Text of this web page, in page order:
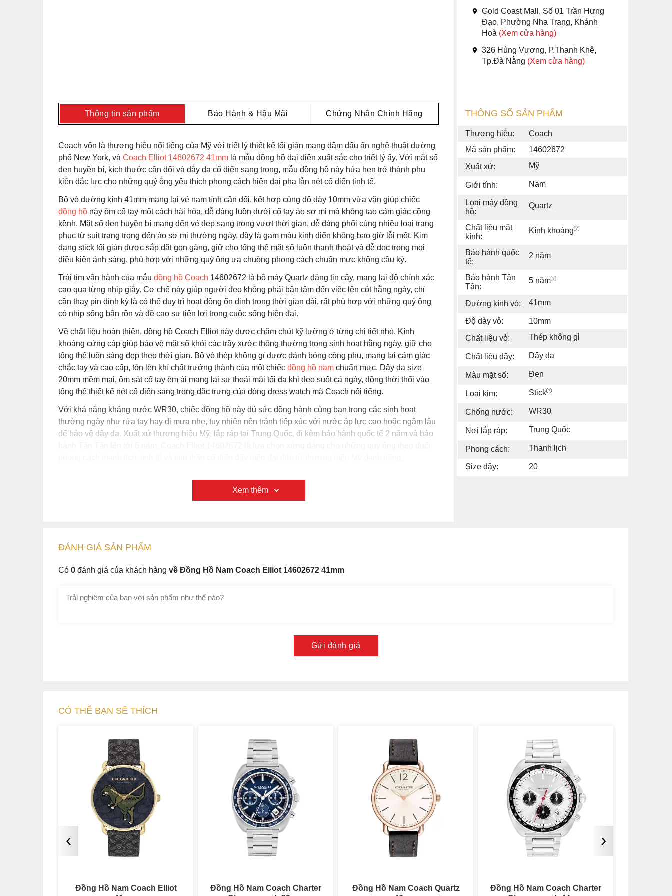
Gold Coast Mall, Số 01 Trần Hưng
Đạo, Phường Nha Trang, Khánh
Hoà (Xem cửa hàng)
326 Hùng Vương, P.Thanh Khê,
Tp.Đà Nẵng (Xem cửa hàng)
Thông tin sản phẩm Bảo Hành & Hậu Mãi Chứng Nhận Chính Hãng
Coach vốn là thương hiệu nổi tiếng của Mỹ với triết lý thiết kế tối giản mang đậm dấu ấn nghệ thuật đường
phố New York, và Coach Elliot 14602672 41mm là mẫu đồng hồ đại diện xuất sắc cho triết lý ấy. Với mặt số
đen huyền bí, kích thước cân đối và dây da cổ điển sang trọng, mẫu đồng hồ này hứa hẹn trở thành phụ
kiện đắc lực cho những quý ông yêu thích phong cách hiện đại pha lẫn nét cổ điển tinh tế.
Bộ vỏ đường kính 41mm mang lại vẻ nam tính cân đối, kết hợp cùng độ dày 10mm vừa vặn giúp chiếc
đồng hồ này ôm cổ tay một cách hài hòa, dễ dàng luồn dưới cổ tay áo sơ mi mà không tạo cảm giác cồng
kềnh. Mặt số đen huyền bí mang đến vẻ đẹp sang trọng vượt thời gian, dễ dàng phối cùng nhiều loại trang
phục từ suit trang trọng đến áo sơ mi thường ngày, đây là gam màu kinh điển không bao giờ lỗi mốt. Kim
dạng stick tối giản được sắp đặt gọn gàng, giữ cho tổng thể mặt số luôn thanh thoát và dễ đọc trong mọi
điều kiện ánh sáng, phù hợp với những quý ông ưa chuộng phong cách chuẩn mực không cầu kỳ.
Trái tim vận hành của mẫu đồng hồ Coach 14602672 là bộ máy Quartz đáng tin cậy, mang lại độ chính xác
cao qua từng nhịp giây. Cơ chế này giúp người đeo không phải bận tâm đến việc lên cót hằng ngày, chỉ
cần thay pin định kỳ là có thể duy trì hoạt động ổn định trong thời gian dài, rất phù hợp với những quý ông
có nhịp sống bận rộn và đề cao sự tiện lợi trong cuộc sống hiện đại.
Về chất liệu hoàn thiện, đồng hồ Coach Elliot này được chăm chút kỹ lưỡng ở từng chi tiết nhỏ. Kính
khoáng cứng cáp giúp bảo vệ mặt số khỏi các trầy xước thông thường trong sinh hoạt hằng ngày, giữ cho
tổng thể luôn sáng đẹp theo thời gian. Bộ vỏ thép không gỉ được đánh bóng công phu, mang lại cảm giác
chắc tay và cao cấp, tôn lên khí chất trưởng thành của một chiếc đồng hồ nam chuẩn mực. Dây da size
20mm mềm mại, ôm sát cổ tay êm ái mang lại sự thoải mái tối đa khi đeo suốt cả ngày, đồng thời thổi vào
tổng thể thiết kế nét cổ điển sang trọng đặc trưng của dòng dress watch mà Coach nổi tiếng.
Với khả năng kháng nước WR30, chiếc đồng hồ này đủ sức đồng hành cùng bạn trong các sinh hoạt
thường ngày như rửa tay hay đi mưa nhẹ, tuy nhiên nên tránh tiếp xúc với nước áp lực cao hoặc ngâm lâu
để bảo vệ dây da. Xuất xứ thương hiệu Mỹ, lắp ráp tại Trung Quốc, đi kèm bảo hành quốc tế 2 năm và bảo
Xem thêm
THÔNG SỐ SẢN PHẨM
Thương hiệu:
Coach
Mã sản phẩm:
14602672
Xuất xứ:
Mỹ
Giới tính: Nam
Loại máy đồng
hồ:
Quartz
Chất liệu mặt
kính:
Kính khoáng
Bảo hành quốc
tế:
2 năm
Bảo hành Tân
Tân:
5 năm
Đường kính vỏ: 41mm
Độ dày vỏ:
10mm
Chất liệu vỏ:
Thép không gỉ
Chất liệu dây: Dây da
Màu mặt số: Đen
Loại kim: Stick
Chống nước: WR30
Nơi lắp ráp: Trung Quốc
Phong cách: Thanh lịch
Size dây: 20
ĐÁNH GIÁ SẢN PHẤM
Có 0 đánh giá của khách hàng về Đồng Hồ Nam Coach Elliot 14602672 41mm
Gửi đánh giá
CÓ THỂ BẠN SẼ THÍCH
Đồng Hồ Nam Coach Charter
Đồng Hồ Nam Coach Quartz
Đồng Hồ Nam Coach Charter
Đồng Hồ Coach Quartz 41mm
‹ ›